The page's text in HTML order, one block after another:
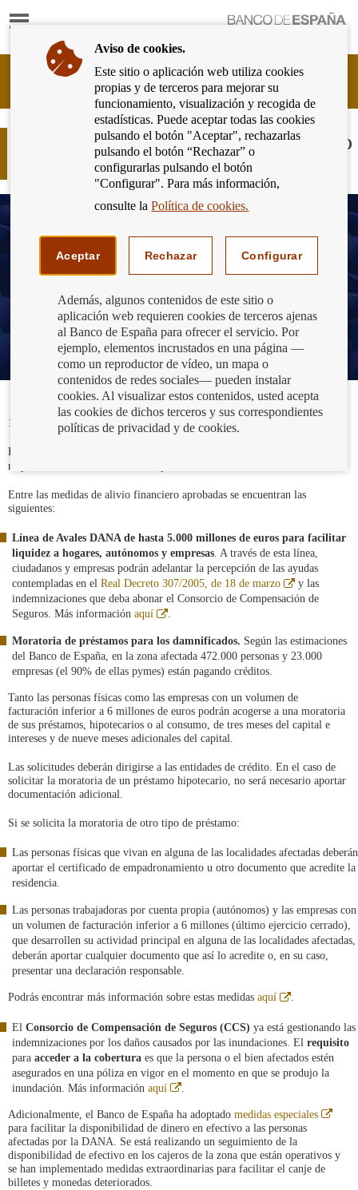
Mostrar
Ir
página
de
inicio
del
Banco
de
España
Cliente
Bancario
Banco
España
Eurosistema,
DANA: Conoce las medidas de alivio
financiero para hogares y empresas
14/11/2024
El Gobierno de España ha aprobado una serie de
respuesta ante los daños causados por la DANA.
Entre las medidas de alivio financiero aprobadas se encuentran las
siguientes:
Línea de Avales DANA de hasta 5.000 millones de euros para facilitar
liquidez a hogares, autónomos y empresas . A través de esta línea,
ciudadanos y empresas podrán adelantar la percepción de las ayudas
contempladas en el Real Decreto 307/2005, de 18 de marzo
Abre
en
ventana
y las
indemnizaciones que deba abonar el Consorcio de Compensación de
Seguros. Más información aquí
Abre
ventana
nueva
Moratoria de préstamos para los damnificados. Según las estimaciones
del Banco de España, en la zona afectada 472.000 personas y 23.000
empresas (el 90% de ellas pymes) están pagando créditos.
Tanto las personas físicas como las empresas con un volumen de
facturación inferior a 6 millones de euros podrán acogerse a una moratoria
de sus préstamos, hipotecarios o al consumo, de tres meses del capital e
intereses y de nueve meses adicionales del capital.
Las solicitudes deberán dirigirse a las entidades de crédito. En el caso de
solicitar la moratoria de un préstamo hipotecario, no será necesario aportar
documentación adicional.
Si se solicita la moratoria de otro tipo de préstamo:
Las personas físicas que vivan en alguna de las localidades afectadas deberán
aportar el certificado de empadronamiento u otro documento que acredite la
residencia.
Las personas trabajadoras por cuenta propia (autónomos) y las empresas con
un volumen de facturación inferior a 6 millones (último ejercicio cerrado),
que desarrollen su actividad principal en alguna de las localidades afectadas,
deberán aportar cualquier documento que así lo acredite o, en su caso,
presentar una declaración responsable.
Podrás encontrar más información sobre estas medidas aquí
Abre
nueva
El Consorcio de Compensación de Seguros (CCS) ya está gestionando las
indemnizaciones por los daños causados por las inundaciones. El requisito
para acceder a la cobertura es que la persona o el bien afectados estén
asegurados en una póliza en vigor en el momento en que se produjo la
inundación. Más información aquí
Abre
ventana
nueva
Adicionalmente, el Banco de España ha adoptado medidas especiales
Abre
para facilitar la disponibilidad de dinero en efectivo a las personas
afectadas por la DANA. Se está realizando un seguimiento de la
disponibilidad de efectivo en los cajeros de la zona que están operativos y
se han implementado medidas extraordinarias para facilitar el canje de
billetes y monedas deteriorados.
Aviso de cookies.
Este sitio o aplicación web utiliza cookies
propias y de terceros para mejorar su
funcionamiento, visualización y recogida de
estadísticas. Puede aceptar todas las cookies
pulsando el botón "Aceptar", rechazarlas
pulsando el botón “Rechazar” o
configurarlas pulsando el botón
"Configurar". Para más información,
consulte laPolítica de cookies.
Aceptar Rechazar Configurar
Además, algunos contenidos de este sitio o
aplicación web requieren cookies de terceros ajenas
al Banco de España para ofrecer el servicio. Por
ejemplo, elementos incrustados en una página —
como un reproductor de vídeo, un mapa o
contenidos de redes sociales— pueden instalar
cookies. Al visualizar estos contenidos, usted acepta
las cookies de dichos terceros y sus correspondientes
políticas de privacidad y de cookies.